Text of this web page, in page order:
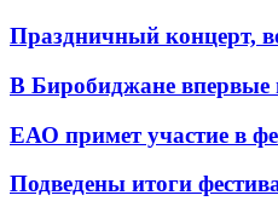
Праздничный концерт,
В Биробиджане впервые
ЕАО примет участие в
Подведены итоги